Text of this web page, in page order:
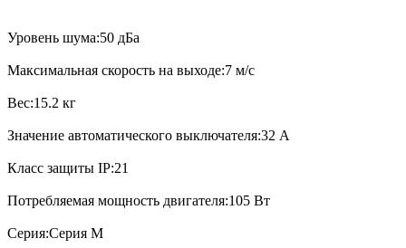
Уровень шума:50 дБа
Максимальная скорость на выходе:7 м/с
Вес:15.2 кг
Значение автоматического выключателя:32 А
Класс защиты IP:21
Потребляемая мощность двигателя:105 Вт
Серия:Серия М